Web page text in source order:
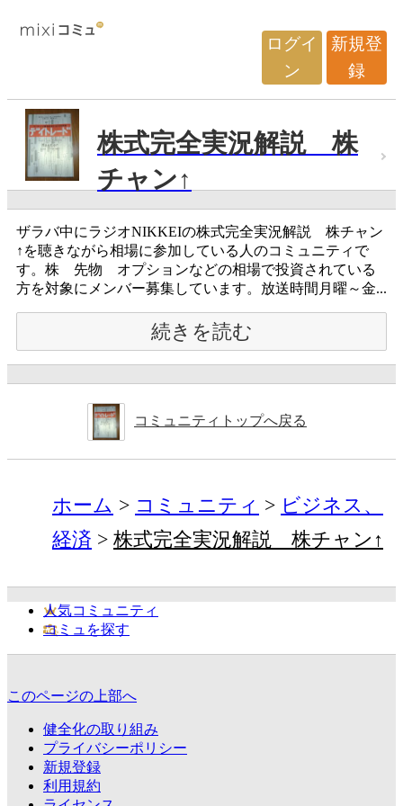
ログイ
ン
新規登
録
株式完全実況解説 株
チャン↑
ザラバ中にラジオNIKKEIの株式完全実況解説 株チャン
↑を聴きながら相場に参加している人のコミュニティで
す。株 先物 オプションなどの相場で投資されている
方を対象にメンバー募集しています。放送時間月曜～金...
続きを読む
コミュニティトップへ戻る
ホーム コミュニティ
ビジネス、
経済
株式完全実況解説 株チャン↑
人気コミュニティ
コミュを探す
このページの上部へ
健全化の取り組み
プライバシーポリシー
新規登録
利用規約